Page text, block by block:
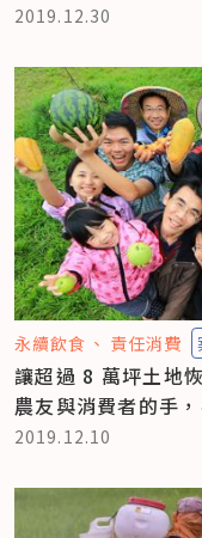
2019.12.30
永續飲食 責任消費
讓超過 8 萬坪土地
農友與消費者的手
2019.12.10